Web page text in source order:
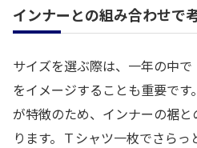
インナーとの組み合わせで
サイズを選ぶ際は、一年の中で
をイメージすることも重要で
が特徴のため、インナーの裾
ります。Ｔシャツ一枚でさら